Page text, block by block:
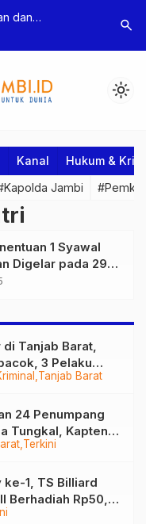
dan
Tersangka
Polres
Dua
search
light_mode
Kanal Hukum &
Jambi
1 Syawal
Digelar pada 29
Tanjab Barat
Tanjab Barat,
3 Pelaku
Terkini
24 Penumpang
Tungkal, Kapten
1, TS Billiard
Berhadiah Rp50,8